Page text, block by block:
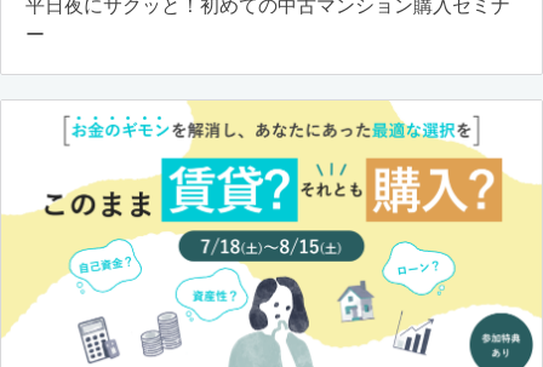
平日夜にサクッと！初めての中古マンション購入セミナ
ー